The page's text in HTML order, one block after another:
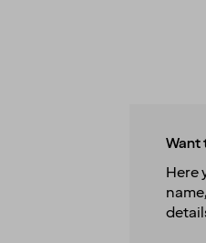
Want
Here